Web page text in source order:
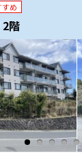
すめ
2階